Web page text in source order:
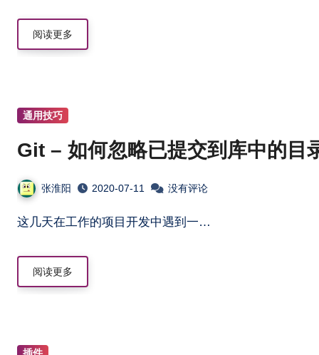
阅读更多
通用技巧
Git – 如何忽略已提交到库中的目
张淮阳 2020-07-11 没有评论
这几天在工作的项目开发中遇到一…
阅读更多